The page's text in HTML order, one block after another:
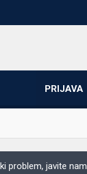
PRIJAVA
problem, javite nam